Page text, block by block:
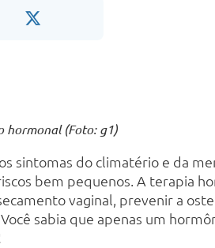
hormonal (Foto: g1)
sintomas do climatério e da
bem pequenos. A terapia
vaginal, prevenir a
sabia que apenas um